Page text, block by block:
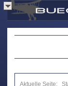
Aktuelle Seite: